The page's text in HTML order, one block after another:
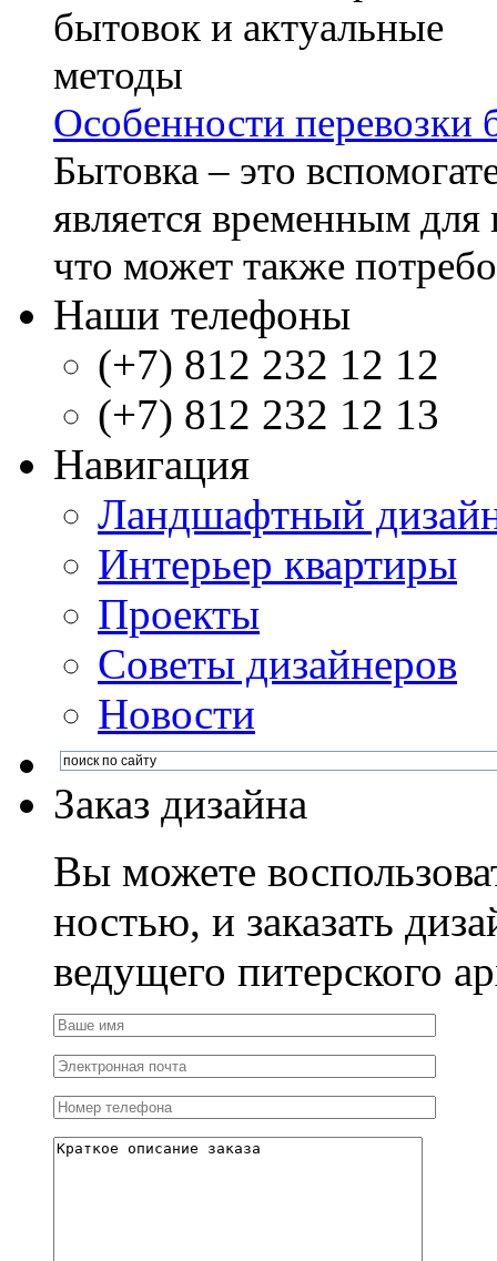
Особенности перевозки
Бытовка – это
является временным
что может также
Наши телефоны
(+7) 812 232 12 12
(+7) 812 232 12 13
Навигация
Ландшафтный
Интерьер квартиры
Проекты
Советы дизайнеров
Новости
Заказ дизайна
Вы можете
ностью, и заказать
ведущего питерского